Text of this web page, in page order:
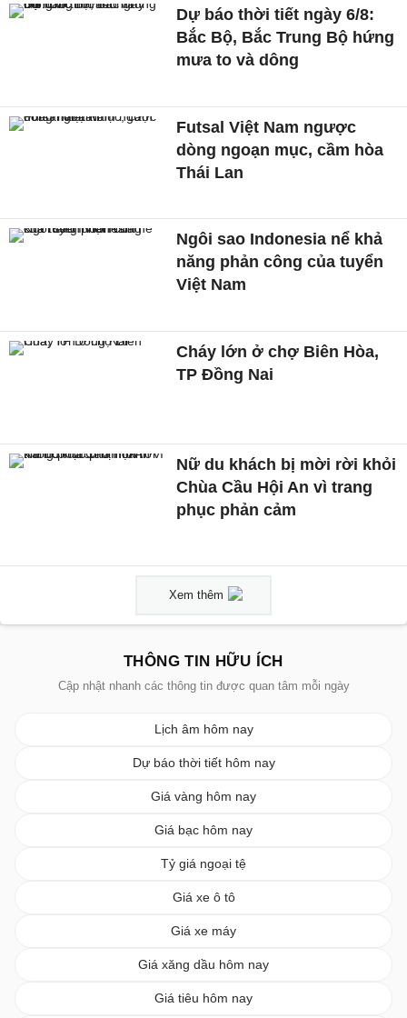
Dự báo thời tiết ngày 6/8:
Bắc Bộ, Bắc Trung Bộ hứng
mưa to và dông
Futsal Việt Nam ngược
dòng ngoạn mục, cầm hòa
Thái Lan
Ngôi sao Indonesia nể khả
năng phản công của tuyển
Việt Nam
Cháy lớn ở chợ Biên Hòa,
TP Đồng Nai
Nữ du khách bị mời rời khỏi
Chùa Cầu Hội An vì trang
phục phản cảm
Xem thêm
THÔNG TIN HỮU ÍCH
Cập nhật nhanh các thông tin được quan tâm mỗi ngày
Lịch âm hôm nay
Dự báo thời tiết hôm nay
Giá vàng hôm nay
Giá bạc hôm nay
Tỷ giá ngoại tệ
Giá xe ô tô
Giá xe máy
Giá xăng dầu hôm nay
Giá tiêu hôm nay